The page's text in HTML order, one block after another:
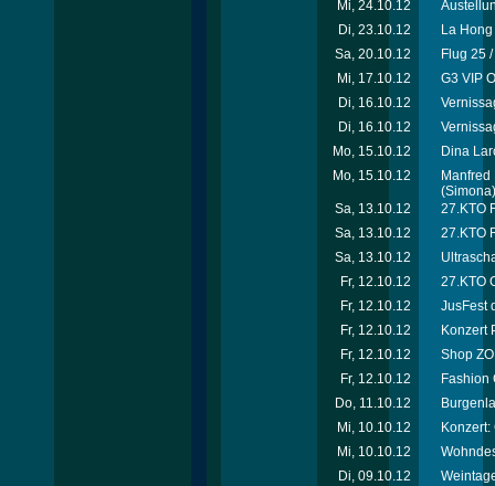
Mi, 24.10.12
Di, 23.10.12
La
Sa, 20.10.12
Flug 25
Mi, 17.10.12
G3 VIP
Di, 16.10.12
Di, 16.10.12
Mo, 15.10.12
Dina
Mo, 15.10.12
(Simona)
Sa, 13.10.12
27.KTO
Sa, 13.10.12
27.KTO
Sa, 13.10.12
Fr, 12.10.12
27.KTO
Fr, 12.10.12
JusFest
Fr, 12.10.12
Konzert
Fr, 12.10.12
Shop
Fr, 12.10.12
Fashion
Do, 11.10.12
Mi, 10.10.12
Mi, 10.10.12
Di, 09.10.12